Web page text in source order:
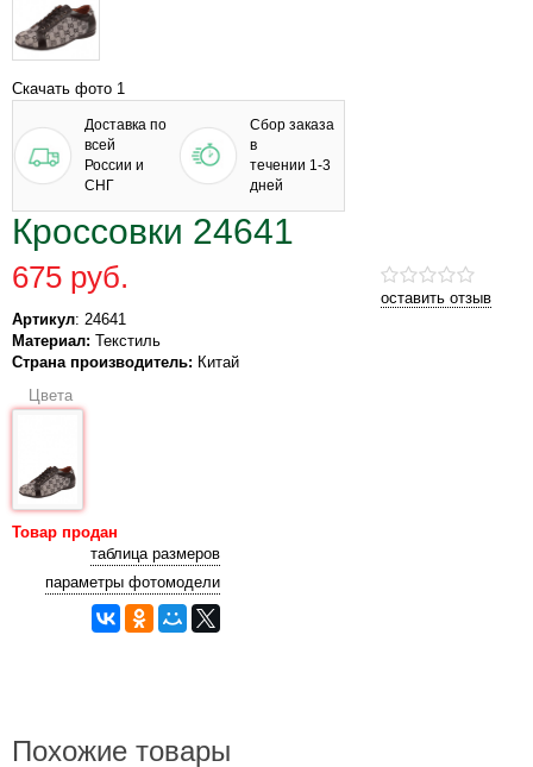
Скачать фото 1
Доставка по
всей
России и
СНГ
Сбор заказа
в
течении 1-3
дней
Кроссовки 24641
оставить отзыв
675 руб.
Артикул: 24641
Материал: Текстиль
Страна производитель: Китай
Цвета
Товар продан
таблица размеров
параметры фотомодели
Похожие товары